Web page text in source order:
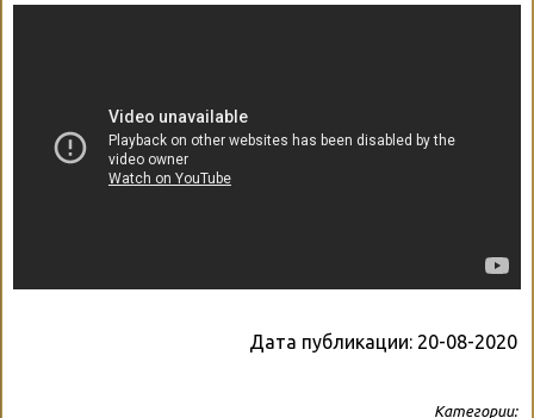
Дата публикации: 20-08-2020
Категории: